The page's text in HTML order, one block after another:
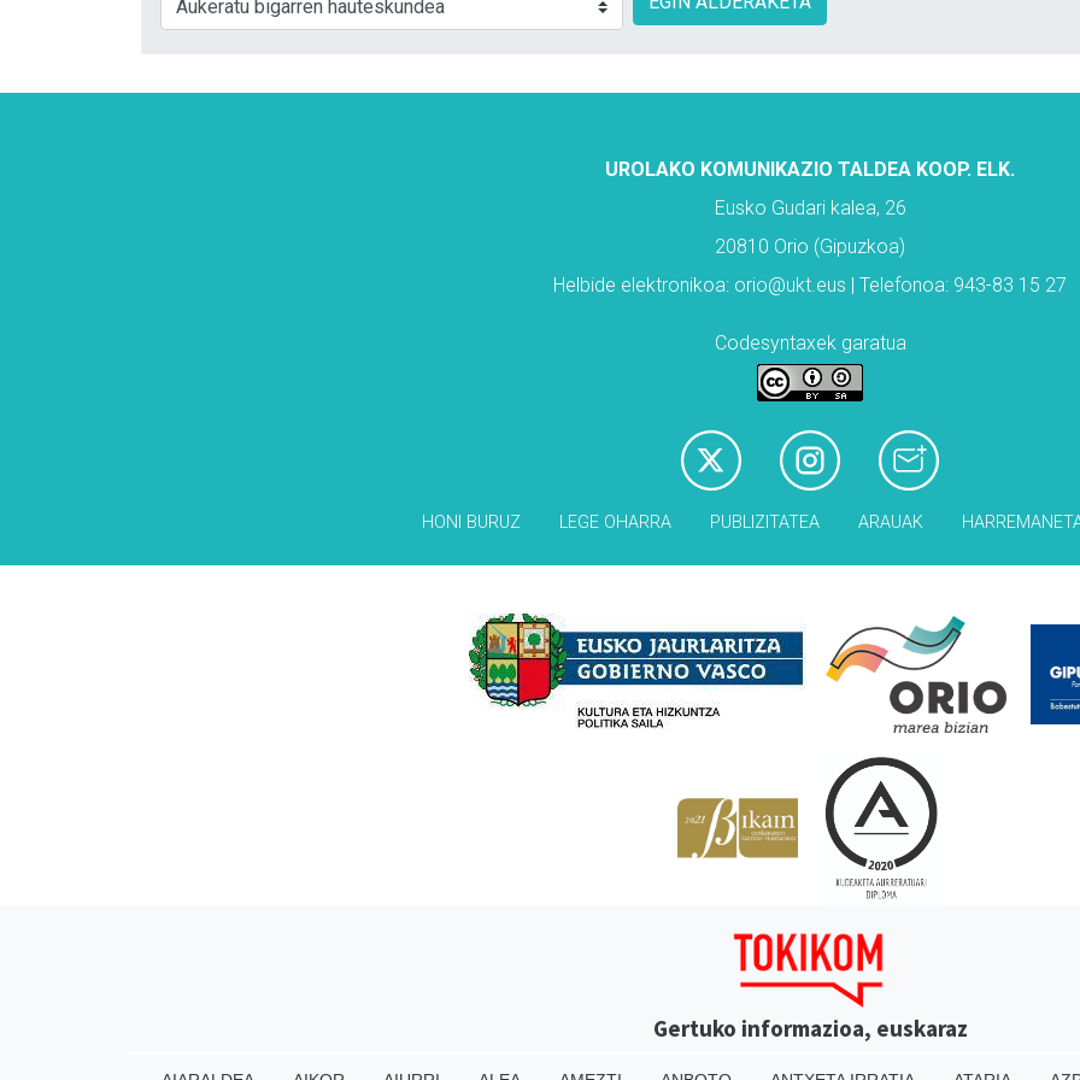
UROLAKO KOMUNIKAZIO TALDEA KOOP. ELK.
Eusko Gudari kalea, 26
20810 Orio (Gipuzkoa)
Helbide elektronikoa: orio@ukt.eus | Telefonoa: 943-83 15 27
Codesyntaxek garatua
HONI BURUZ LEGE OHARRA PUBLIZITATEA ARAUAK
Gertuko informazioa, euskaraz